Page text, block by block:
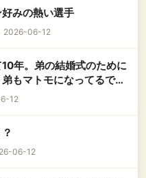
みの熱い選手
2026-06-12
年。弟の結婚式のために
もマトモになってるでし
？」 → 弟の結婚相手
12
06-12